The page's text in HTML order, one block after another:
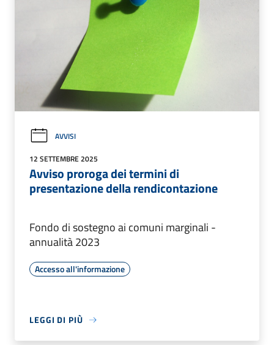
AVVISI
12 SETTEMBRE 2025
Avviso proroga dei termini di
presentazione della rendicontazione
Fondo di sostegno ai comuni marginali -
annualità 2023
Accesso all'informazione
LEGGI DI PIÙ